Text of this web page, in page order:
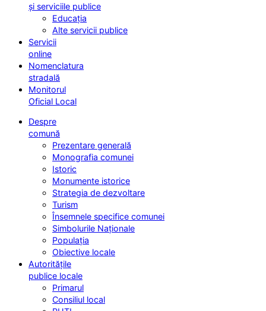
și serviciile publice
Educația
Alte servicii publice
Servicii
online
Nomenclatura
stradală
Monitorul
Oficial Local
Despre
comună
Prezentare generală
Monografia comunei
Istoric
Monumente istorice
Strategia de dezvoltare
Turism
Însemnele specifice comunei
Simbolurile Naționale
Populația
Obiective locale
Autoritățile
publice locale
Primarul
Consiliul local